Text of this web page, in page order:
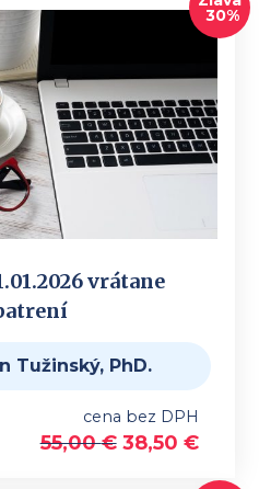
30%
vrátane
Tužinský, PhD.
cena bez DPH
55,00€ 38,50 €